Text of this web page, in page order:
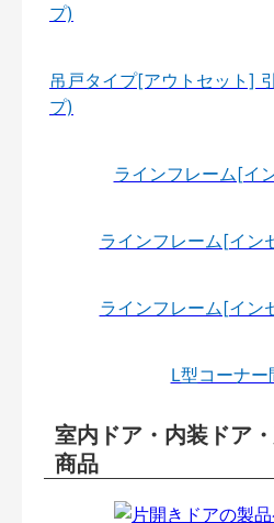
プ)
吊戸タイプ[アウトセット]
プ)
ラインフレーム[イ
ラインフレーム[イン
ラインフレーム[イン
L型コーナー
室内ドア・内装ドア
商品